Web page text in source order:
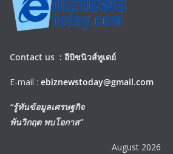
Contact us : อีบิซนิวส์ทูเดย์
E-mail : ebiznewstoday@gmail.com
“รู้ทันข้อมูลเศรษฐกิจ
พ้นวิกฤต พบโอกาส”
August 2026